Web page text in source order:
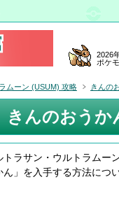
きんのおうか
トラサン・ウルトラムー
ん」を入手する方法につ
2026
ポケ
ムーン (USUM) 攻略 きんの